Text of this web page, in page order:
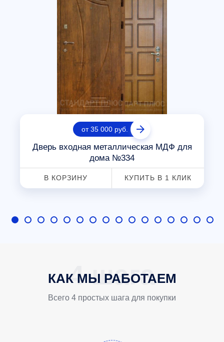
от 35 000 руб.
Дверь входная металлическая МДФ для
дома №334
В КОРЗИНУ КУПИТЬ В 1 КЛИК
КАК МЫ РАБОТАЕМ
Всего 4 простых шага для покупки